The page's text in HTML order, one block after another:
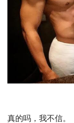
真的吗，我不信。